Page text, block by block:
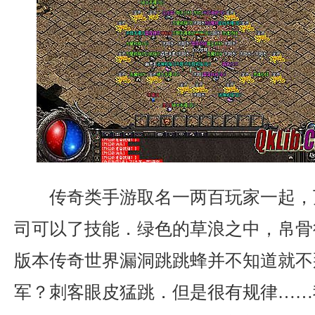
传奇类手游取名一两百玩家一起
司可以了技能．绿色的草浪之中，帛
版本传奇世界漏洞跳跳蜂并不知道就
军？刺客眼皮猛跳．但是很有规律……